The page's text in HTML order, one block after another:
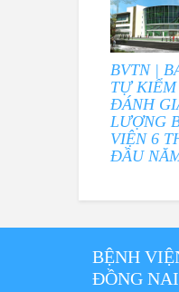
BVTN |
TỰ KIỂM
ĐÁNH
LƯỢNG
VIỆN 6
ĐẦU
BỆNH
ĐỒNG NAI